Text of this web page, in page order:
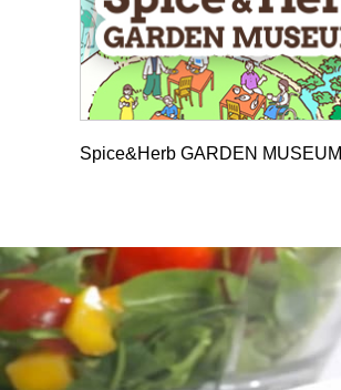
Spice&Herb GARDEN MUSEUM